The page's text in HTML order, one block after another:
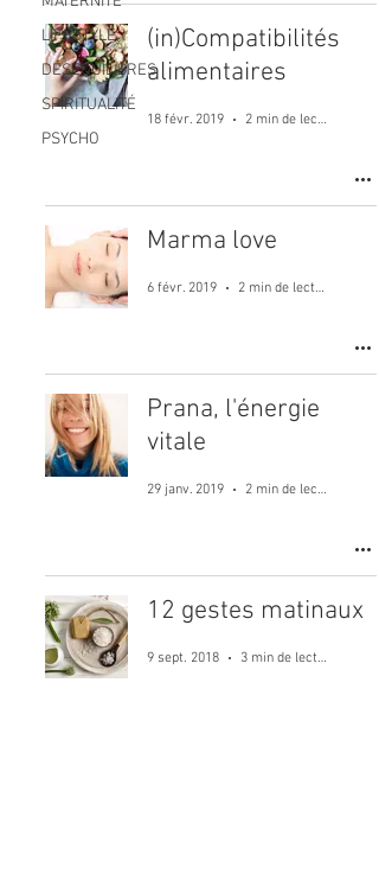
LIFESTYLE
DÉSÉQUILIBRES
SPIRITUALITÉ
PSYCHO
(in)Compatibilités
alimentaires
18 févr. 2019 2 min de lecture
Marma love
6 févr. 2019 2 min de lecture
Prana, l'énergie
vitale
29 janv. 2019 2 min de lecture
12 gestes matinaux
9 sept. 2018 3 min de lecture